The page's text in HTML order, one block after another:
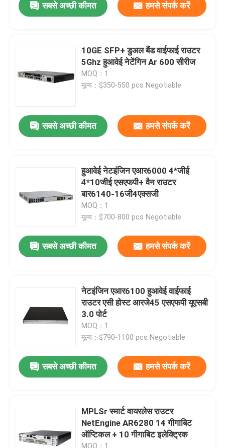
सबसे अच्छी कीमत हमसे संपर्क करें
10GE SFP+ डुअल बैंड वाईफाई राउटर
5Ghz हुआवेई नेटेंगिन Ar 600 सीरीज
MOQ：1
मूल्य：$350-550 pcs Negotiable
सबसे अच्छी कीमत हमसे संपर्क करें
हुआवेई नेटइंजिन एआर6000 4*जीई
4*10जीई एसएफपी+ वैन राउटर
बार6140-16जी4एक्सजी
MOQ：1
मूल्य：$700-800 pcs Negotiable
सबसे अच्छी कीमत हमसे संपर्क करें
नेटइंजिन एआर6100 हुआवेई वाईफाई
राउटर एसी होस्ट आरजे45 एसएफपी यूएसबी
3.0 पोर्ट
MOQ：1
मूल्य：$790-1100 pcs Negotiable
सबसे अच्छी कीमत हमसे संपर्क करें
MPLSr स्मार्ट वायरलेस राउटर
NetEngine AR6280 14 गीगाबिट
ऑप्टिकल + 10 गीगाबिट इलेक्ट्रिक
MOQ：1